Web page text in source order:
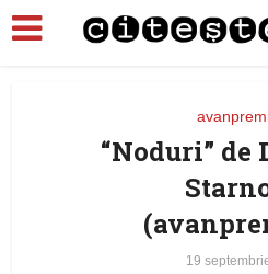
“Noduri” de
19